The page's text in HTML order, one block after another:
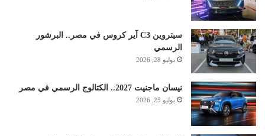
سيتروين C3 آير كروس في مصر.. البرشور
الرسمي
يوليو 28, 2026
نيسان ماجنيت 2027.. الكتالوج الرسمي في مصر
يوليو 25, 2026